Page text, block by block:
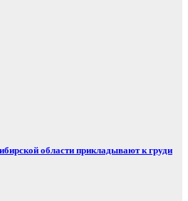
области прикладывают к груди